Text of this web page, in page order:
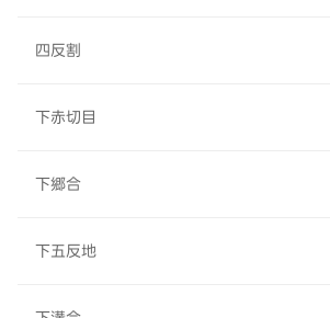
四反割
下赤切目
下郷合
下五反地